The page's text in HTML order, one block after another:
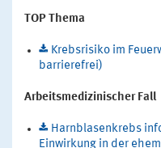
TOP Thema
Krebsrisiko im
barrierefrei)
Arbeitsmedizinischer Fall
Harnblasenkrebs
Einwirkung in der